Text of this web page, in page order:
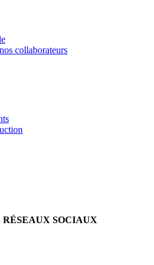
collaborateurs
RÉSEAUX SOCIAUX